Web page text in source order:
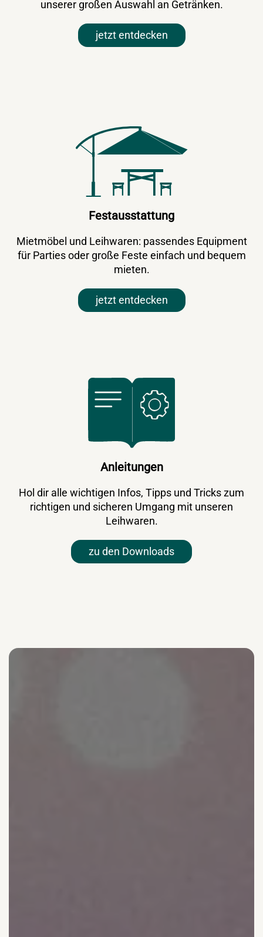
unserer großen Auswahl an Getränken.
jetzt entdecken
Festausstattung
Mietmöbel und Leihwaren: passendes Equipment
für Parties oder große Feste einfach und bequem
mieten.
jetzt entdecken
Anleitungen
Hol dir alle wichtigen Infos, Tipps und Tricks zum
richtigen und sicheren Umgang mit unseren
Leihwaren.
zu den Downloads